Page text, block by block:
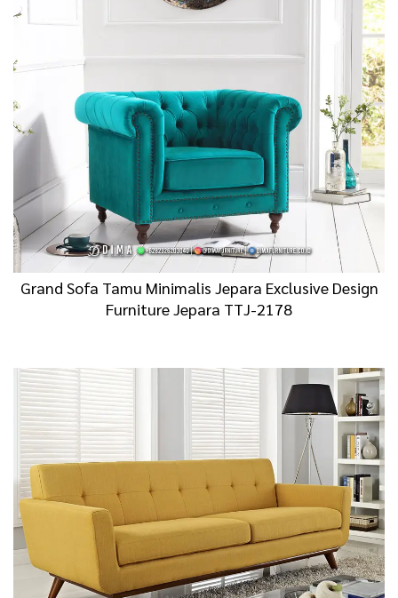
Grand Sofa Tamu Minimalis Jepara Exclusive Design
Furniture Jepara TTJ-2178